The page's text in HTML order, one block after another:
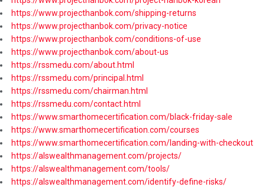
https://www.projecthanbok.com/shipping-returns
https://www.projecthanbok.com/privacy-notice
https://www.projecthanbok.com/conditions-of-use
https://www.projecthanbok.com/about-us
https://rssmedu.com/about.html
https://rssmedu.com/principal.html
https://rssmedu.com/chairman.html
https://rssmedu.com/contact.html
https://www.smarthomecertification.com/black-friday-sale
https://www.smarthomecertification.com/courses
https://www.smarthomecertification.com/landing-with-checkout
https://alswealthmanagement.com/projects/
https://alswealthmanagement.com/tools/
https://alswealthmanagement.com/identify-define-risks/